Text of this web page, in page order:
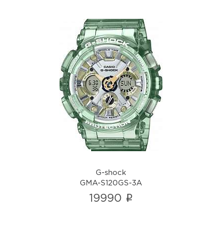
G-shock
GMA-S120GS-3A
i
G-shock
GMA-S120GS-3A
19990 i